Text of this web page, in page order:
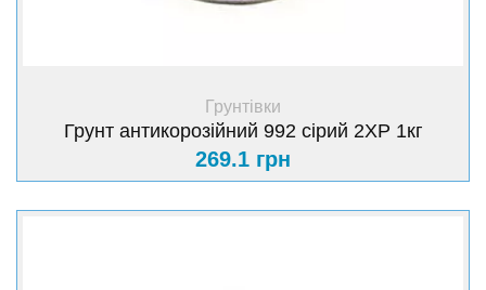
+ Купити
Грунтівки
Грунт антикорозійний 992 сірий 2XP 1кг
269.1 грн